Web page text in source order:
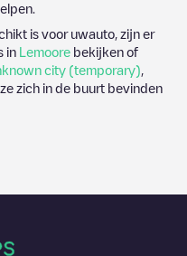
is voor uwauto, zijn er
in Lemoore bekijken of
city (temporary)
zich in de buurt bevinden